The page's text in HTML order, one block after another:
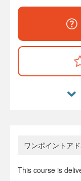
ワンポイントア
This course is